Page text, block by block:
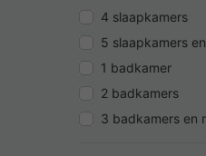
4 slaapkamers
5 slaapkamers
1 badkamer
2 badkamers
3 badkamers en